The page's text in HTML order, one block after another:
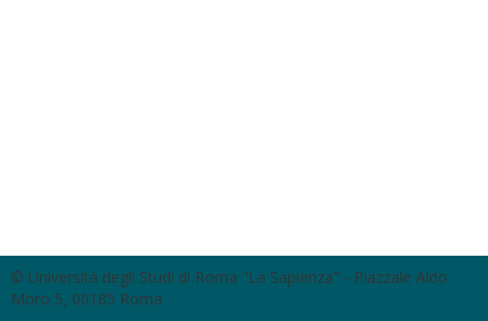
© Università degli Studi di Roma "La Sapienza" - Piazzale Aldo
Moro 5, 00185 Roma